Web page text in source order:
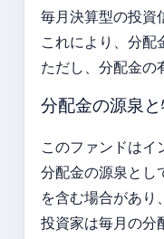
毎月決算型の投資
これにより、分
ただし、分配金の
分配金の源泉
このファンドは
分配金の源泉とし
を含む場合があ
投資家は毎月の分